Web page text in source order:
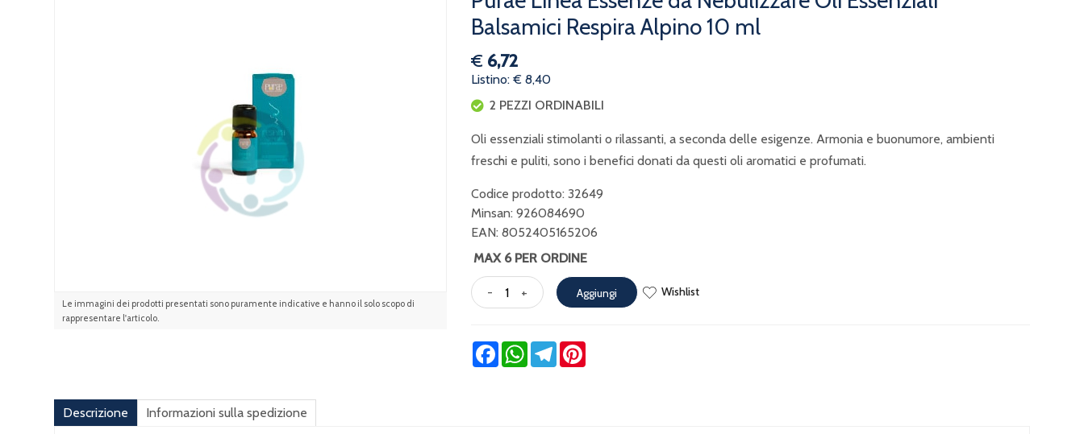
Le immagini dei prodotti presentati sono puramente indicative e hanno il solo scopo di
rappresentare l'articolo.
Balsamici Respira Alpino 10 ml
€ 6,72
Listino: € 8,40
2 PEZZI ORDINABILI
Oli essenziali stimolanti o rilassanti, a seconda delle esigenze. Armonia e buonumore, ambienti
freschi e puliti, sono i benefici donati da questi oli aromatici e profumati.
Codice prodotto: 32649
Minsan: 926084690
EAN: 8052405165206
MAX 6 PER ORDINE
- + Aggiungi Wishlist
FacebookWhatsApp
TelegramPinterest
Descrizione Informazioni sulla spedizione